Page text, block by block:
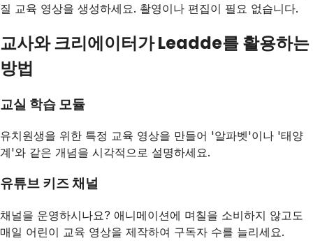
질 교육 영상을 생성하세요. 촬영이나 편집이 필요 없습니다.
교사와 크리에이터가 Leadde를 활용하는
방법
교실 학습 모듈
유치원생을 위한 특정 교육 영상을 만들어 '알파벳'이나 '태양
계'와 같은 개념을 시각적으로 설명하세요.
유튜브 키즈 채널
채널을 운영하시나요? 애니메이션에 며칠을 소비하지 않고도
매일 어린이 교육 영상을 제작하여 구독자 수를 늘리세요.